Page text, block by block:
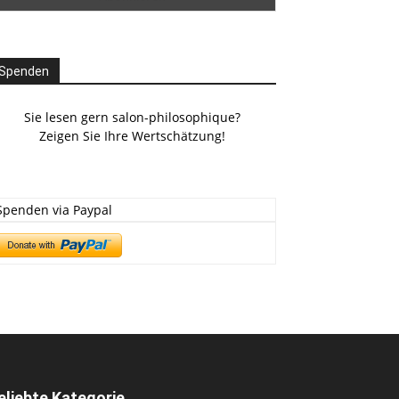
Sie lesen gern salon-philosophique?
Zeigen Sie Ihre Wertschätzung!
via Paypal